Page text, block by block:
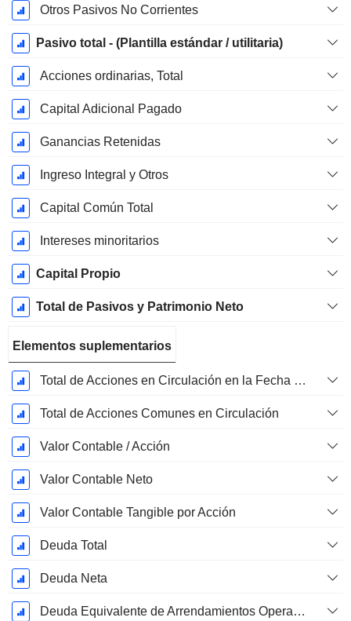
Otros Pasivos No Corrientes
Pasivo total - (Plantilla estándar / utilitaria)
Acciones ordinarias, Total
Capital Adicional Pagado
Ganancias Retenidas
Ingreso Integral y Otros
Capital Común Total
Intereses minoritarios
Capital Propio
Total de Pasivos y Patrimonio Neto
Elementos suplementarios
Total de Acciones en Circulación en la Fecha de Presentación
Total de Acciones Comunes en Circulación
Valor Contable / Acción
Valor Contable Neto
Valor Contable Tangible por Acción
Deuda Total
Deuda Neta
Deuda Equivalente de Arrendamientos Operativos